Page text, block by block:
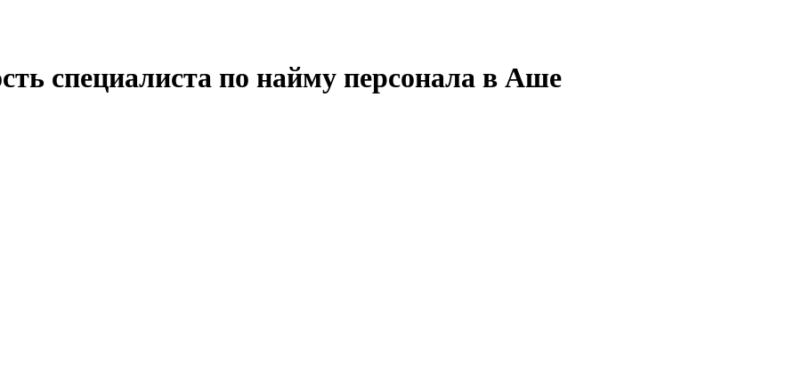
специалиста по найму персонала в Аше